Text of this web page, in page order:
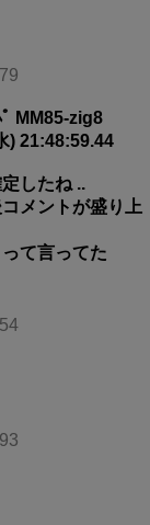
MM85-zig8
) 21:48:59.44
したね ..
メントが盛り上
て言ってた